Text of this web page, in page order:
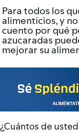
Para todos los
alimenticios, y
cuento por qué
azucaradas
mejorar su
¿Cuántos de